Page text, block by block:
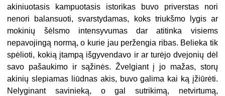
akiniuotasis kampuotasis istorikas buvo priverstas nori
nenori balansuoti, svarstydamas, koks triukšmo lygis ar
mokinių šėlsmo intensyvumas dar atitinka visiems
nepavojingą normą, o kurie jau peržengia ribas. Belieka tik
spėlioti, kokią įtampą išgyvendavo ir ar turėjo dvejonių dėl
savo pašaukimo ir sąžinės. Žvelgiant į jo mažas, storų
akinių slepiamas liūdnas akis, buvo galima kai ką įžiūrėti.
Nelyginant savinieką, o gal sutrikimą, netvirtumą,